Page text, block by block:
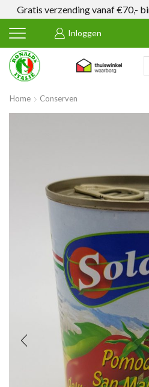
Gratis verzending vanaf €70,-
Inloggen
Home Conserven